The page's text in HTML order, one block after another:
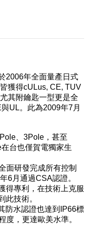
2006年全面量產日式
獲得cULus, CE, TUV
其附鑰匙一型更是全
UL。此為2009年7月
、3Pole，甚至
台也僅賀電獨家生
面研發完成所有控制
6月通過CSA認證。
得專利，在技術上克服
此技術。
防水認證也達到IP66標
度，更達歐美水準。